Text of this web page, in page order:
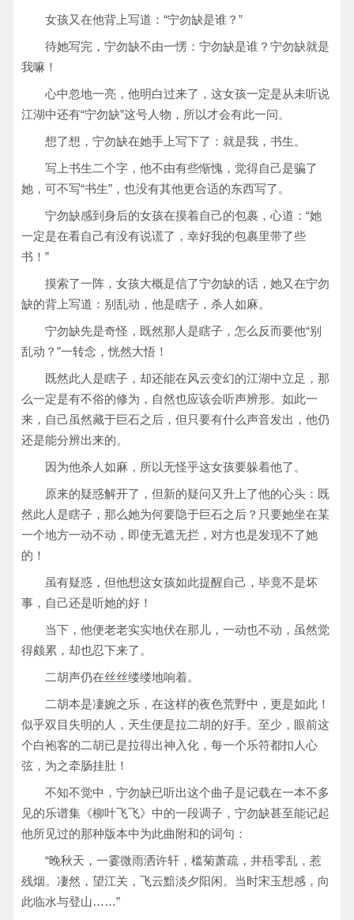
女孩又在他背上写道：“宁勿缺是谁？”
待她写完，宁勿缺不由一愣：宁勿缺是谁？宁勿缺就是
我嘛！
心中忽地一亮，他明白过来了，这女孩一定是从未听说
江湖中还有“宁勿缺”这号人物，所以才会有此一问。
想了想，宁勿缺在她手上写下了：就是我，书生。
写上书生二个字，他不由有些惭愧，觉得自己是骗了
她，可不写“书生”，也没有其他更合适的东西写了。
宁勿缺感到身后的女孩在摸着自己的包裹，心道：“她
一定是在看自己有没有说谎了，幸好我的包裹里带了些
书！”
摸索了一阵，女孩大概是信了宁勿缺的话，她又在宁勿
缺的背上写道：别乱动，他是瞎子，杀人如麻。
宁勿缺先是奇怪，既然那人是瞎子，怎么反而要他“别
乱动？”一转念，恍然大悟！
既然此人是瞎子，却还能在风云变幻的江湖中立足，那
么一定是有不俗的修为，自然也应该会听声辨形。如此一
来，自己虽然藏于巨石之后，但只要有什么声音发出，他仍
还是能分辨出来的。
因为他杀人如麻，所以无怪乎这女孩要躲着他了。
原来的疑惑解开了，但新的疑问又升上了他的心头：既
然此人是瞎子，那么她为何要隐于巨石之后？只要她坐在某
一个地方一动不动，即使无遮无拦，对方也是发现不了她
的！
虽有疑惑，但他想这女孩如此提醒自己，毕竟不是坏
事，自己还是听她的好！
当下，他便老老实实地伏在那儿，一动也不动，虽然觉
得颇累，却也忍下来了。
二胡声仍在丝丝缕缕地响着。
二胡本是凄婉之乐，在这样的夜色荒野中，更是如此！
似乎双目失明的人，天生便是拉二胡的好手。至少，眼前这
个白袍客的二胡已是拉得出神入化，每一个乐符都扣人心
弦，为之牵肠挂肚！
不知不觉中，宁勿缺已听出这个曲子是记载在一本不多
见的乐谱集《柳叶飞飞》中的一段调子，宁勿缺甚至能记起
他所见过的那种版本中为此曲附和的词句：
“晚秋天，一霎微雨洒许轩，槛菊萧疏，井梧零乱，惹
残烟。凄然，望江关，飞云黯淡夕阳闲。当时宋玉想感，向
此临水与登山……”